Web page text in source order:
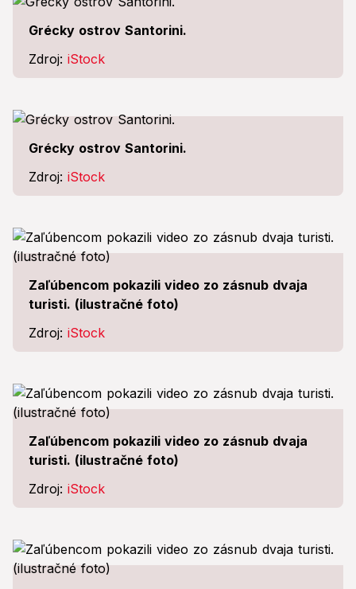
Grécky ostrov Santorini.
Zdroj: iStock
Grécky ostrov Santorini.
Zdroj: iStock
Zaľúbencom pokazili video zo zásnub dvaja
turisti. (ilustračné foto)
Zdroj: iStock
Zaľúbencom pokazili video zo zásnub dvaja
turisti. (ilustračné foto)
Zdroj: iStock